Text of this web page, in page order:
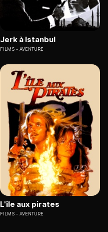
Jerk à Istanbul
FILMS AVENTURE
L'île aux pirates
FILMS AVENTURE